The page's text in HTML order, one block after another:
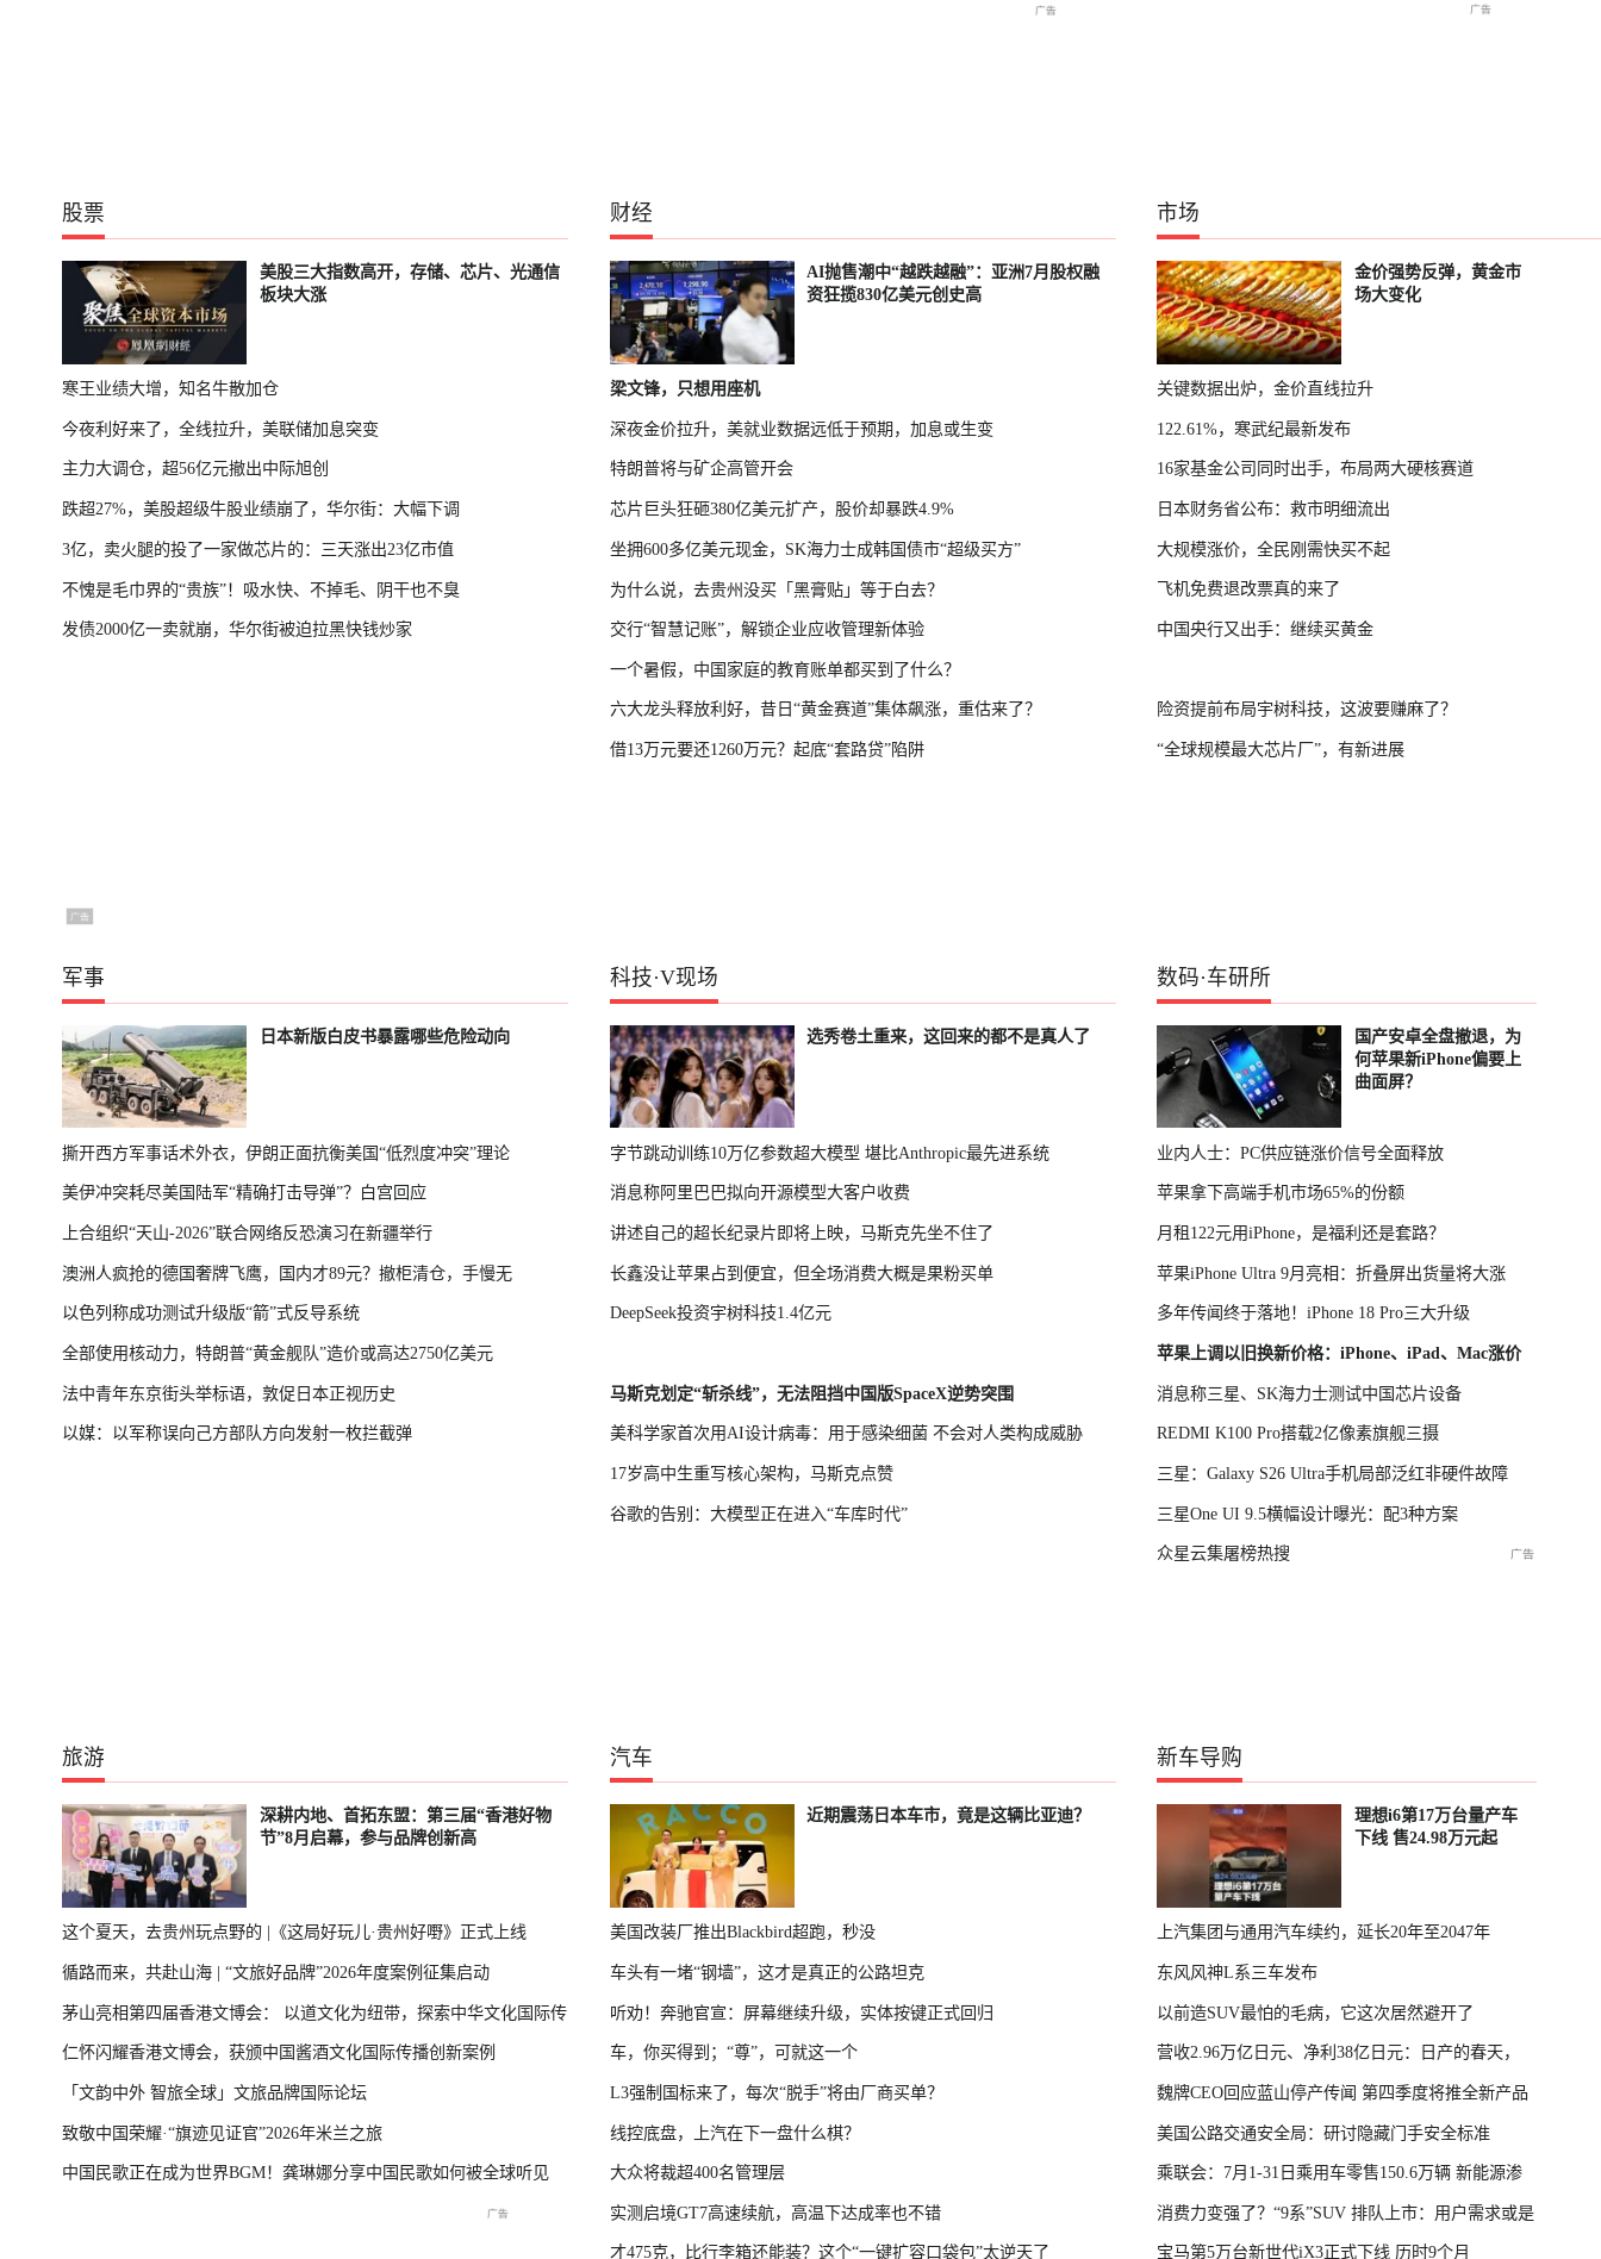
股票
美股三大指数高开，存储、芯片、光通信
板块大涨
寒王业绩大增，知名牛散加仓
今夜利好来了，全线拉升，美联储加息突变
主力大调仓，超56亿元撤出中际旭创
跌超27%，美股超级牛股业绩崩了，华尔街：大幅下调
3亿，卖火腿的投了一家做芯片的：三天涨出23亿市值
不愧是毛巾界的“贵族”！吸水快、不掉毛、阴干也不臭
发债2000亿一卖就崩，华尔街被迫拉黑快钱炒家
财经
AI抛售潮中“越跌越融”：亚洲7月股权融
资狂揽830亿美元创史高
梁文锋，只想用座机
深夜金价拉升，美就业数据远低于预期，加息或生变
特朗普将与矿企高管开会
芯片巨头狂砸380亿美元扩产，股价却暴跌4.9%
坐拥600多亿美元现金，SK海力士成韩国债市“超级买方”
为什么说，去贵州没买「黑膏贴」等于白去？
交行“智慧记账”，解锁企业应收管理新体验
一个暑假，中国家庭的教育账单都买到了什么？
六大龙头释放利好，昔日“黄金赛道”集体飙涨，重估来了？
借13万元要还1260万元？起底“套路贷”陷阱
市场
金价强势反弹，黄金市
场大变化
关键数据出炉，金价直线拉升
122.61%，寒武纪最新发布
16家基金公司同时出手，布局两大硬核赛道
日本财务省公布：救市明细流出
大规模涨价，全民刚需快买不起
飞机免费退改票真的来了
中国央行又出手：继续买黄金
险资提前布局宇树科技，这波要赚麻了？
“全球规模最大芯片厂”，有新进展
军事
日本新版白皮书暴露哪些危险动向
撕开西方军事话术外衣，伊朗正面抗衡美国“低烈度冲突”理论
美伊冲突耗尽美国陆军“精确打击导弹”？白宫回应
上合组织“天山-2026”联合网络反恐演习在新疆举行
澳洲人疯抢的德国奢牌飞鹰，国内才89元？撤柜清仓，手慢无
以色列称成功测试升级版“箭”式反导系统
全部使用核动力，特朗普“黄金舰队”造价或高达2750亿美元
法中青年东京街头举标语，敦促日本正视历史
以媒：以军称误向己方部队方向发射一枚拦截弹
科技·V现场
选秀卷土重来，这回来的都不是真人了
字节跳动训练10万亿参数超大模型 堪比Anthropic最先进系统
消息称阿里巴巴拟向开源模型大客户收费
讲述自己的超长纪录片即将上映，马斯克先坐不住了
长鑫没让苹果占到便宜，但全场消费大概是果粉买单
DeepSeek投资宇树科技1.4亿元
马斯克划定“斩杀线”，无法阻挡中国版SpaceX逆势突围
美科学家首次用AI设计病毒：用于感染细菌 不会对人类构成威胁
17岁高中生重写核心架构，马斯克点赞
谷歌的告别：大模型正在进入“车库时代”
数码·车研所
国产安卓全盘撤退，为
何苹果新iPhone偏要上
曲面屏？
业内人士：PC供应链涨价信号全面释放
苹果拿下高端手机市场65%的份额
月租122元用iPhone，是福利还是套路？
苹果iPhone Ultra 9月亮相：折叠屏出货量将大涨
多年传闻终于落地！iPhone 18 Pro三大升级
苹果上调以旧换新价格：iPhone、iPad、Mac涨价
消息称三星、SK海力士测试中国芯片设备
REDMI K100 Pro搭载2亿像素旗舰三摄
三星：Galaxy S26 Ultra手机局部泛红非硬件故障
三星One UI 9.5横幅设计曝光：配3种方案
众星云集屠榜热搜
旅游
深耕内地、首拓东盟：第三届“香港好物
节”8月启幕，参与品牌创新高
这个夏天，去贵州玩点野的 |《这局好玩儿·贵州好嘢》正式上线
循路而来，共赴山海 | “文旅好品牌”2026年度案例征集启动
茅山亮相第四届香港文博会： 以道文化为纽带，探索中华文化国际传
播新表达
仁怀闪耀香港文博会，获颁中国酱酒文化国际传播创新案例
「文韵中外 智旅全球」文旅品牌国际论坛
致敬中国荣耀·“旗迹见证官”2026年米兰之旅
中国民歌正在成为世界BGM！龚琳娜分享中国民歌如何被全球听见
汽车
近期震荡日本车市，竟是这辆比亚迪？
美国改装厂推出Blackbird超跑，秒没
车头有一堵“钢墙”，这才是真正的公路坦克
听劝！奔驰官宣：屏幕继续升级，实体按键正式回归
车，你买得到；“尊”，可就这一个
L3强制国标来了，每次“脱手”将由厂商买单？
线控底盘，上汽在下一盘什么棋？
大众将裁超400名管理层
实测启境GT7高速续航，高温下达成率也不错
才475克，比行李箱还能装？这个“一键扩容口袋包”太逆天了
新车导购
理想i6第17万台量产车
下线 售24.98万元起
上汽集团与通用汽车续约，延长20年至2047年
东风风神L系三车发布
以前造SUV最怕的毛病，它这次居然避开了
营收2.96万亿日元、净利38亿日元：日产的春天，
回来了
魏牌CEO回应蓝山停产传闻 第四季度将推全新产品
美国公路交通安全局：研讨隐藏门手安全标准
乘联会：7月1-31日乘用车零售150.6万辆 新能源渗
透率64.4%
消费力变强了？“9系”SUV 排队上市：用户需求或是
主因
宝马第5万台新世代iX3正式下线 历时9个月